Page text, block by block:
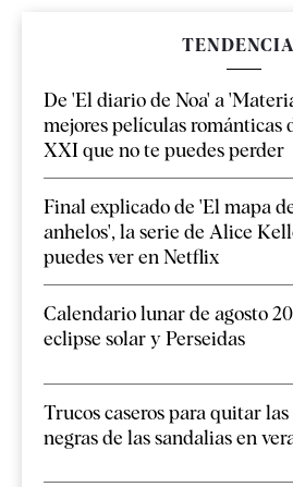
De 'El diario de Noa' a
mejores películas románticas
XXI que no te puedes perder
Final explicado de 'El mapa
anhelos', la serie de Alice
puedes ver en Netflix
Calendario lunar de agosto
eclipse solar y Perseidas
Trucos caseros para quitar
negras de las sandalias en